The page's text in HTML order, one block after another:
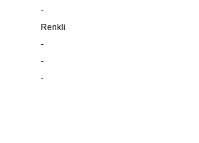
-
Renkli
-
-
-